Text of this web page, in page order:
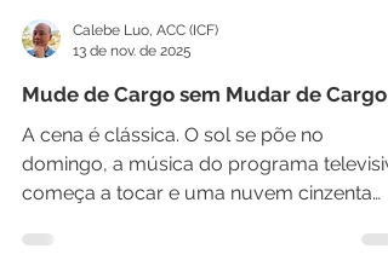
Calebe Luo, ACC (ICF)
13 de nov. de 2025
Mude de Cargo sem Mudar de Cargo
A cena é clássica. O sol se põe no
começa a tocar e uma nuvem cinzenta